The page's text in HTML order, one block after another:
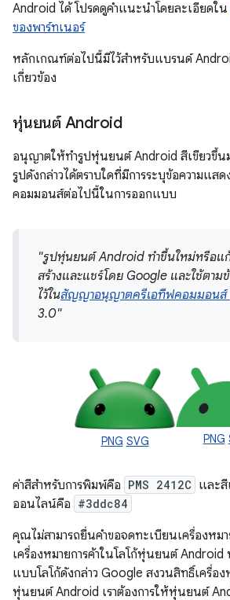
Android ได้ โปรดดูคำแนะนำโดยละเอียดใน
ของพาร์ทเนอร์
หลักเกณฑ์ต่อไปนี้มีไว้สำหรับแบรนด์
เกี่ยวข้อง
หุ่นยนต์ Android
อนุญาตให้ทำรูปหุ่นยนต์ Android สีเขียวขึ้น
รูปดังกล่าวได้ตราบใดที่มีการระบุข้อความแส
คอมมอนส์ต่อไปนี้ในการออกแบบ
"รูปหุ่นยนต์ Android ทำขึ้นใหม่หรือแ
สร้างและแชร์โดย Google และใช้ตา
ไว้ในสัญญาอนุญาตครีเอทีฟคอมมอนส์
3.0"
PNG SVG PNG
ค่าสีสำหรับการพิมพ์คือ PMS 2412C และ
ออนไลน์คือ #3ddc84
คุณไม่สามารถยื่นคำขอจดทะเบียนเครื่องหม
เครื่องหมายการค้าในโลโก้หุ่นยนต์ Android
แบบโลโก้ดังกล่าว Google สงวนสิทธิ์เครื่อ
หุ่นยนต์ Android เราต้องการให้หุ่นยนต์